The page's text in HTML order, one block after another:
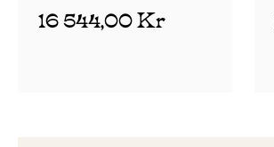
16 544,00 Kr